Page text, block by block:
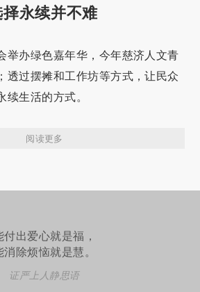
永续并不难
举办绿色嘉年华，今年慈济人文青
透过摆摊和工作坊等方式，让民众
生活的方式。
阅读更多
付出爱心就是福，
消除烦恼就是慧。
证严上人静思语